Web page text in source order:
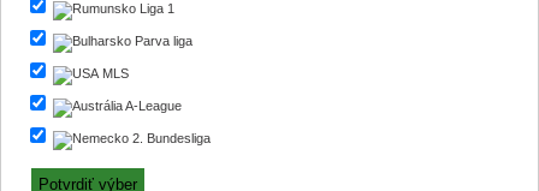
Liga 1
Parva liga
MLS
A-League
2. Bundesliga